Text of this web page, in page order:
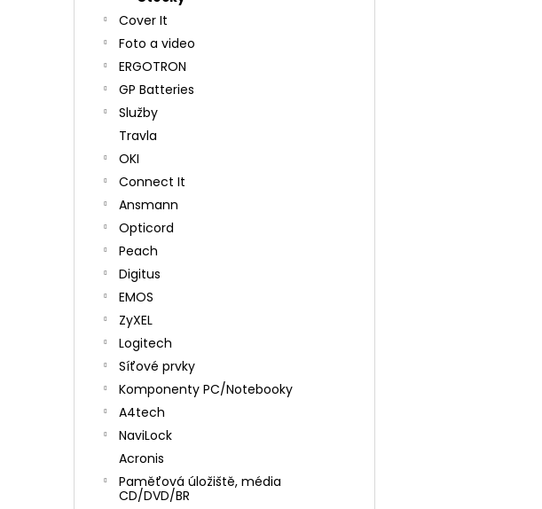
Cover It
Foto a video
ERGOTRON
GP Batteries
Služby
Travla
OKI
Connect It
Ansmann
Opticord
Peach
Digitus
EMOS
ZyXEL
Logitech
Síťové prvky
Komponenty PC/Notebooky
A4tech
NaviLock
Acronis
Paměťová úložiště, média
CD/DVD/BR